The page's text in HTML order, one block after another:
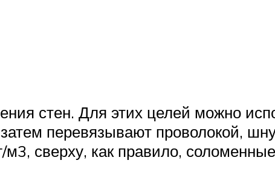
стен. Для этих целей можно
перевязывают проволокой,
сверху, как правило,